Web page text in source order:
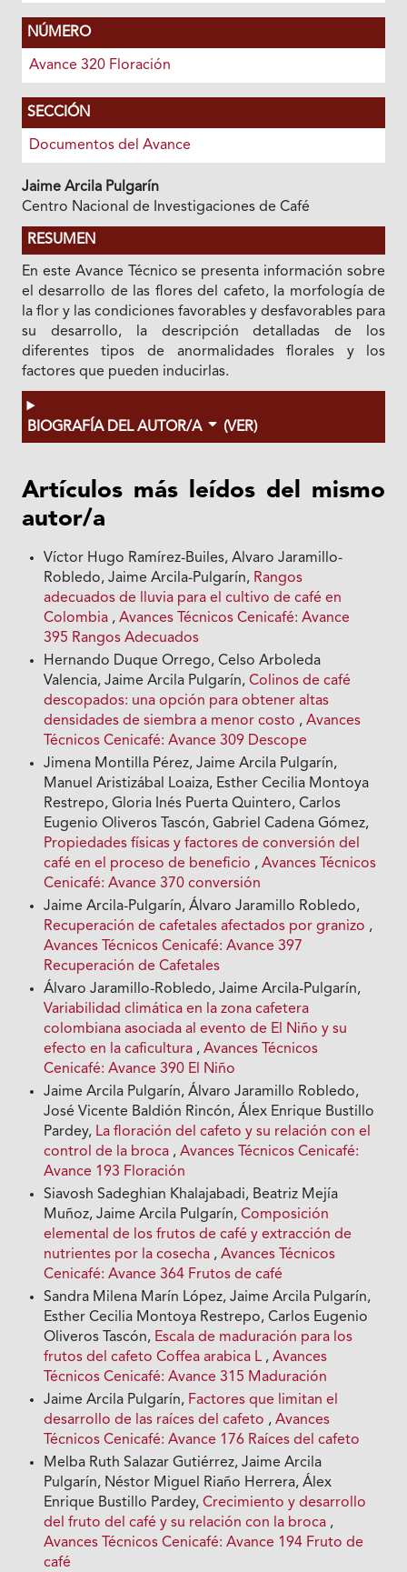
NÚMERO
Avance 320 Floración
SECCIÓN
Documentos del Avance
Jaime Arcila Pulgarín
Centro Nacional de Investigaciones de Café
RESUMEN
En este Avance Técnico se presenta información sobre
el desarrollo de las flores del cafeto, la morfología de
la flor y las condiciones favorables y desfavorables para
su desarrollo, la descripción detalladas de los
diferentes tipos de anormalidades florales y los
factores que pueden inducirlas.
BIOGRAFÍA DEL AUTOR/A (VER)
Artículos más leídos del mismo
autor/a
Víctor Hugo Ramírez-Builes, Alvaro Jaramillo-
Robledo, Jaime Arcila-Pulgarín, Rangos
adecuados de lluvia para el cultivo de café en
Colombia ,Avances Técnicos Cenicafé: Avance
395 Rangos Adecuados
Hernando Duque Orrego, Celso Arboleda
Valencia, Jaime Arcila Pulgarín,Colinos de café
descopados: una opción para obtener altas
densidades de siembra a menor costo ,Avances
Técnicos Cenicafé: Avance 309 Descope
Jimena Montilla Pérez, Jaime Arcila Pulgarín,
Manuel Aristizábal Loaiza, Esther Cecilia Montoya
Restrepo, Gloria Inés Puerta Quintero, Carlos
Eugenio Oliveros Tascón, Gabriel Cadena Gómez,
Propiedades físicas y factores de conversión del
café en el proceso de beneficio ,Avances Técnicos
Cenicafé: Avance 370 conversión
Jaime Arcila-Pulgarín, Álvaro Jaramillo Robledo,
Recuperación de cafetales afectados por granizo ,
Avances Técnicos Cenicafé: Avance 397
Recuperación de Cafetales
Álvaro Jaramillo-Robledo, Jaime Arcila-Pulgarín,
Variabilidad climática en la zona cafetera
colombiana asociada al evento de El Niño y su
efecto en la caficultura ,Avances Técnicos
Cenicafé: Avance 390 El Niño
Jaime Arcila Pulgarín, Álvaro Jaramillo Robledo,
José Vicente Baldión Rincón, Álex Enrique Bustillo
Pardey, La floración del cafeto y su relación con el
control de la broca ,Avances Técnicos Cenicafé:
Avance 193 Floración
Siavosh Sadeghian Khalajabadi, Beatriz Mejía
Muñoz, Jaime Arcila Pulgarín,Composición
elemental de los frutos de café y extracción de
nutrientes por la cosecha ,Avances Técnicos
Cenicafé: Avance 364 Frutos de café
Sandra Milena Marín López, Jaime Arcila Pulgarín,
Esther Cecilia Montoya Restrepo, Carlos Eugenio
Oliveros Tascón, Escala de maduración para los
frutos del cafeto Coffea arabica L ,Avances
Técnicos Cenicafé: Avance 315 Maduración
Jaime Arcila Pulgarín, Factores que limitan el
desarrollo de las raíces del cafeto ,Avances
Técnicos Cenicafé: Avance 176 Raíces del cafeto
Melba Ruth Salazar Gutiérrez, Jaime Arcila
Pulgarín, Néstor Miguel Riaño Herrera, Álex
Enrique Bustillo Pardey,Crecimiento y desarrollo
del fruto del café y su relación con la broca ,
Avances Técnicos Cenicafé: Avance 194 Fruto de
café